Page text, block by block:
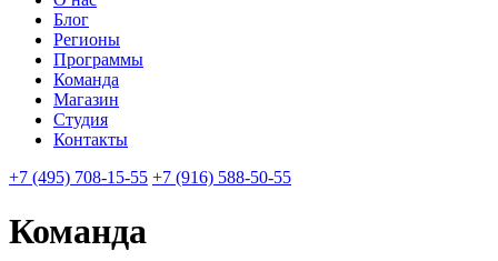
Блог
Регионы
Программы
Команда
Магазин
Студия
Контакты
+7 (495) 708-15-55 +7 (916) 588-50-55
Команда